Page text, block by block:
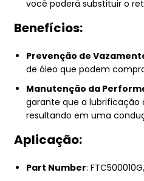
você poderá substituir o
Benefícios:
Prevenção de
de óleo que podem
Manutenção da
garante que a lubrificação
resultando em uma
Aplicação:
Part Number: